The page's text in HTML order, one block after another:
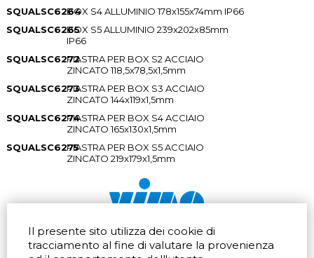
Il presente sito utilizza dei cookie di
tracciamento al fine di valutare la provenienza
SQUALSC6264BOX S4 ALLUMINIO 178x155x74mm IP66
SQUALSC6265BOX S5 ALLUMINIO 239x202x85mm
IP66
SQUALSC6272PIASTRA PER BOX S2 ACCIAIO
ZINCATO 118,5x78,5x1,5mm
SQUALSC6273PIASTRA PER BOX S3 ACCIAIO
ZINCATO 144x119x1,5mm
SQUALSC6274PIASTRA PER BOX S4 ACCIAIO
ZINCATO 165x130x1,5mm
SQUALSC6275PIASTRA PER BOX S5 ACCIAIO
ZINCATO 219x179x1,5mm
Via dell'artigianato 32Q
20865 Usmate Velate (MB)
Tel. +39 039 672520
Fax +39 039 672568